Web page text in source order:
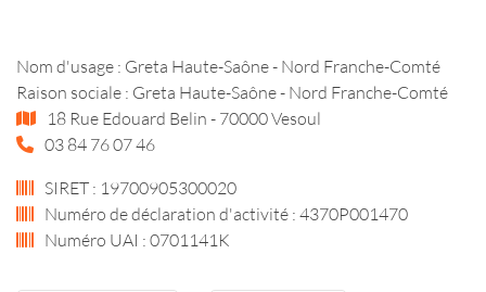
Nom d'usage : Greta Haute-Saône - Nord Franche-Comté
Raison sociale : Greta Haute-Saône - Nord Franche-Comté
18 Rue Edouard Belin - 70000 Vesoul
03 84 76 07 46
SIRET : 19700905300020
Numéro de déclaration d'activité : 4370P001470
Numéro UAI : 0701141K